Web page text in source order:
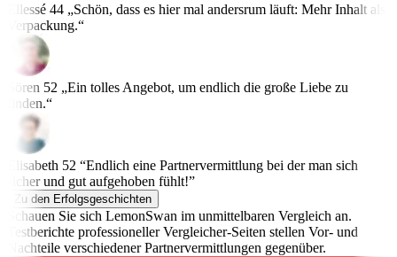
Ellessé 44 „Schön, dass es hier mal andersrum läuft: Mehr Inhalt als
Verpackung.“
Sören 52 „Ein tolles Angebot, um endlich die große Liebe zu
finden.“
Elisabeth 52 “Endlich eine Partnervermittlung bei der man sich
sicher und gut aufgehoben fühlt!”
Zu den Erfolgsgeschichten
Schauen Sie sich LemonSwan im unmittelbaren Vergleich an.
Testberichte professioneller Vergleicher-Seiten stellen Vor- und
Nachteile verschiedener Partnervermittlungen gegenüber.